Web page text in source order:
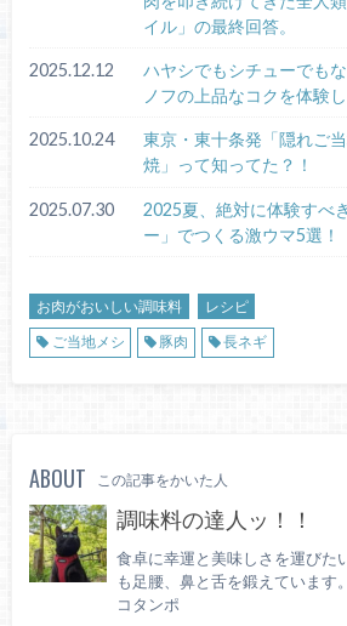
イル」の最終回答。
2025.12.12
ハヤシでもシチューでも
ノフの上品なコクを体験し
2025.10.24
東京・東十条発「隠れご
焼」って知ってた？！
2025.07.30
2025夏、絶対に体験すべ
ー」でつくる激ウマ5選！
お肉がおいしい調味料
レシピ
ご当地メシ
豚肉 長ネギ
ABOUT この記事をかいた人
調味料の達人ッ！！
食卓に幸運と美味しさを運びた
も足腰、鼻と舌を鍛えています
コタンポ